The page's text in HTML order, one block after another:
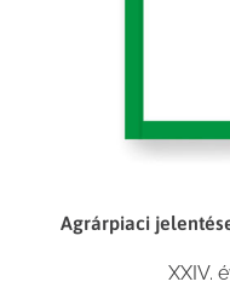
Agrárpiaci
XXIV.